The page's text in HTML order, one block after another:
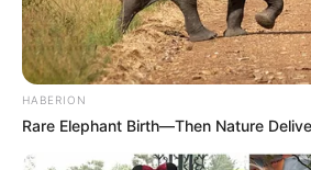
HABERION
Rare Elephant Birth—Then Nature